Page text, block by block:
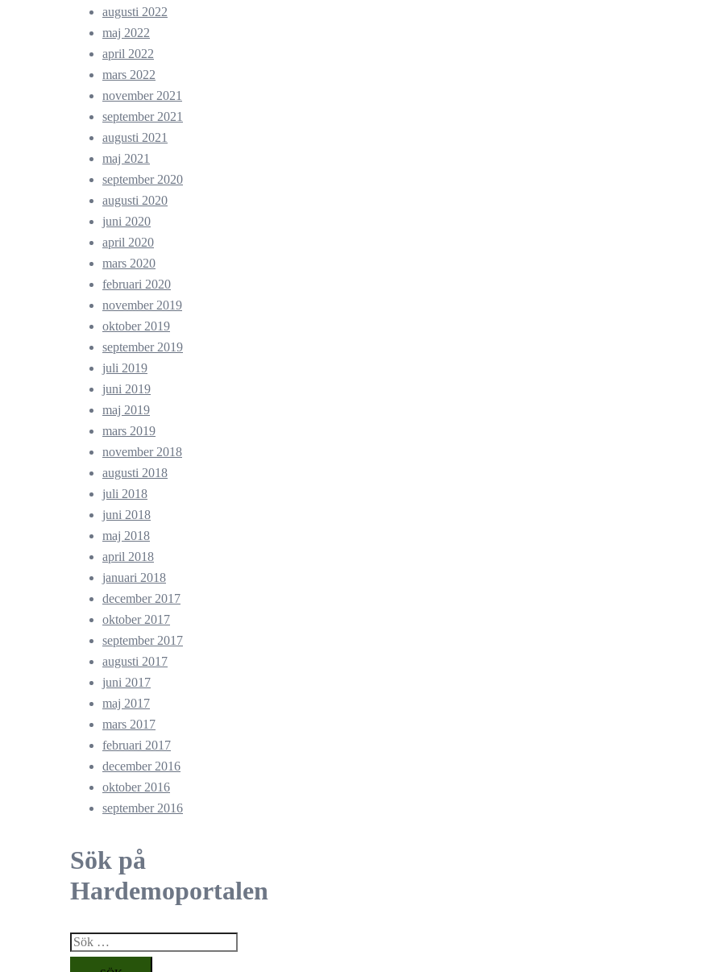
augusti 2022
maj 2022
april 2022
mars 2022
november 2021
september 2021
augusti 2021
maj 2021
september 2020
augusti 2020
juni 2020
april 2020
mars 2020
februari 2020
november 2019
oktober 2019
september 2019
juli 2019
juni 2019
maj 2019
mars 2019
november 2018
augusti 2018
juli 2018
juni 2018
maj 2018
april 2018
januari 2018
december 2017
oktober 2017
september 2017
augusti 2017
juni 2017
maj 2017
mars 2017
februari 2017
december 2016
oktober 2016
september 2016
Sök på
Hardemoportalen
Sök